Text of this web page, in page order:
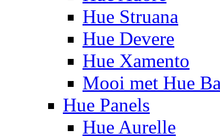
Hue Struana
Hue Devere
Hue Xamento
Mooi met Hue
Hue Panels
Hue Aurelle